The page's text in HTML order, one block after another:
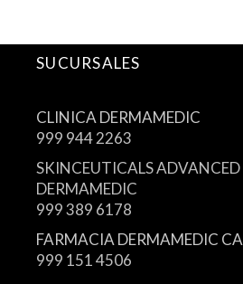
SUCURSALES
CLINICA DERMAMEDIC
999 944 2263
SKINCEUTICALS
DERMAMEDIC
999 389 6178
FARMACIA DERMAMEDIC
999 151 4506